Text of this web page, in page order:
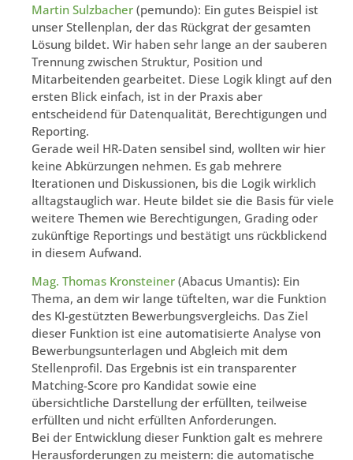
Martin Sulzbacher (pemundo): Ein gutes Beispiel ist
unser Stellenplan, der das Rückgrat der gesamten
Lösung bildet. Wir haben sehr lange an der sauberen
Trennung zwischen Struktur, Position und
Mitarbeitenden gearbeitet. Diese Logik klingt auf den
ersten Blick einfach, ist in der Praxis aber
entscheidend für Datenqualität, Berechtigungen und
Reporting.
Gerade weil HR-Daten sensibel sind, wollten wir hier
keine Abkürzungen nehmen. Es gab mehrere
Iterationen und Diskussionen, bis die Logik wirklich
alltagstauglich war. Heute bildet sie die Basis für viele
weitere Themen wie Berechtigungen, Grading oder
zukünftige Reportings und bestätigt uns rückblickend
in diesem Aufwand.
Mag. Thomas Kronsteiner (Abacus Umantis): Ein
Thema, an dem wir lange tüftelten, war die Funktion
des KI-gestützten Bewerbungsvergleichs. Das Ziel
dieser Funktion ist eine automatisierte Analyse von
Bewerbungsunterlagen und Abgleich mit dem
Stellenprofil. Das Ergebnis ist ein transparenter
Matching-Score pro Kandidat sowie eine
übersichtliche Darstellung der erfüllten, teilweise
erfüllten und nicht erfüllten Anforderungen.
Bei der Entwicklung dieser Funktion galt es mehrere
Herausforderungen zu meistern: die automatische